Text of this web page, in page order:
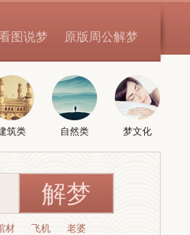
图说梦 原版周公解梦
筑类 自然类 梦文化
材 飞机 老婆